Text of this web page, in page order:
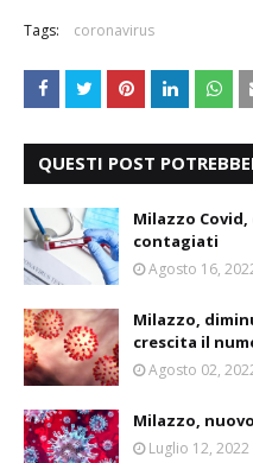
Tags: coronavirus
QUESTI POST
Milazzo
contagiati
Agosto 16,
Milazzo,
crescita il
Agosto 02,
Milazzo,
Luglio 12, 2022